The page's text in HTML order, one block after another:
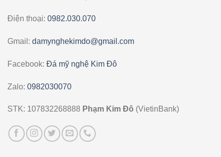
Điện thoại: 0982.030.070
Gmail: damynghekimdo@gmail.com
Facebook: Đá mỹ nghệ Kim Đô
Zalo: 0982030070
STK: 107832268888 Phạm Kim Đô (VietinBank)